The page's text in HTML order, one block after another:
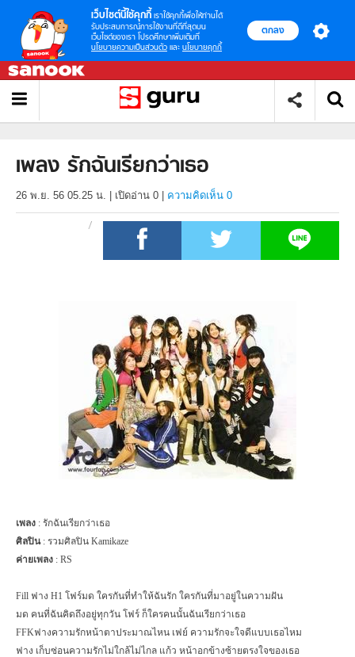
เว็บไซต์นี้ใช้คุกกี้ เราใช้คุกกี้เพื่อให้ท่านได้
รับประสบการณ์การใช้งานที่ดีที่สุดบน
เว็บไซต์ของเรา โปรดศึกษาเพิ่มเติมที่
นโยบายความเป็นส่วนตัว และ นโยบายคุกกี้
ตกลง
เพลง รักฉันเรียกว่าเธอ
26 พ.ย. 56 05.25 น. เปิดอ่าน 0 ความคิดเห็น 0
เพลง : รักฉันเรียกว่าเธอ
ศิลปิน: รวมศิลปิน Kamikaze
ค่ายเพลง : RS
Fill ฟาง H1 โฟร์มด ใครกันที่ทำให้ฉันรัก ใครกันที่มาอยู่ในความฝัน
มด คนที่ฉันคิดถึงอยู่ทุกวัน โฟร์ ก็ใครคนนั้นฉันเรียกว่าเธอ
FFKฟางความรักหน้าตาประมาณไหน เฟย์ ความรักจะใจดีแบบเธอไหม
ฟาง เก็บซ่อนความรักไม่ใกล้ไม่ไกล แก้ว หน้าอกข้างซ้ายตรงใจของเธอ